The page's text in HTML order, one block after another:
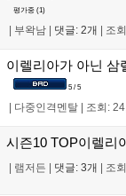
평가중 (1)
부왁남 댓글: 2개 조
이렐리아가 아닌 삼
5 / 5
다중인격멘탈 조회:
시즌10 TOP이렐리
램저든 댓글: 3개 조